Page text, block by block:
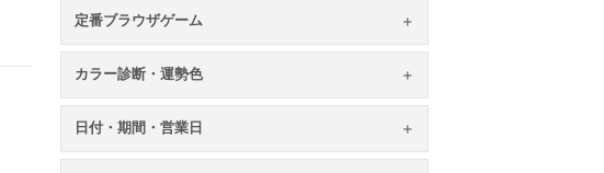
定番ブラウザゲーム
カラー診断・運勢色
日付・期間・営業日